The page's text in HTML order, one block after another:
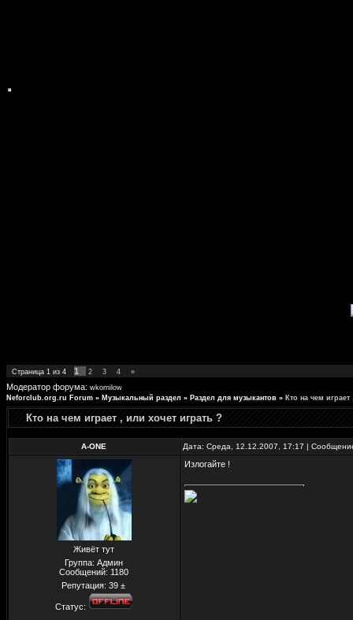
Страница 1 из 4 1 2 3 4 »
Модератор форума: wkornilow
Neforclub.org.ru Forum » Музыкальный раздел » Раздел для музыкантов » Кто на чем
Кто на чем играет , или хочет играть ?
A-ONE Дата: Среда, 12.12.2007, 17:17 |
Живёт тут
Группа: Админ
Сообщений: 1180
Репутация:39 ±
Статус:
Излогайте !